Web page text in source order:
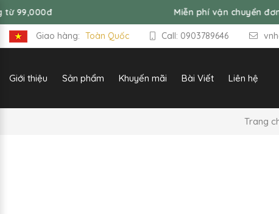
Miễn phí vận chuyển đơn hàng từ
Giao hàng: Toàn Quốc Call: 0903789646
Giới thiệu Sản phẩm Khuyến mãi Bài Viết Liên hệ
Trang